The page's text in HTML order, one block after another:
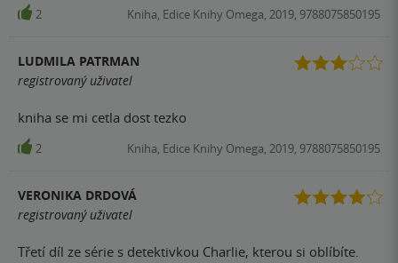
2 Kniha, Edice Knihy Omega, 2019, 9788075850195
LUDMILA PATRMAN
registrovaný uživatel
kniha se mi cetla dost tezko
2 Kniha, Edice Knihy Omega, 2019, 9788075850195
VERONIKA DRDOVÁ
registrovaný uživatel
Třetí díl ze série s detektivkou Charlie, kterou si oblíbíte.